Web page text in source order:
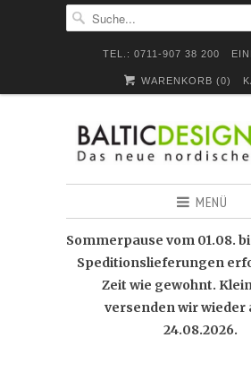
TEL.: 0711-907 38 200
WARENKORB (0)
MENÜ
Sommerpause vom 01.08.
Speditionslieferungen
Zeit wie gewohnt.
versenden wir wieder
24.08.2026.